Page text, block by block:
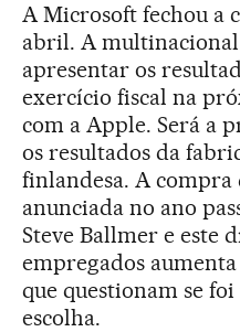
A Microsoft fechou a
abril. A
apresentar os
exercício fiscal na
com a Apple. Será a
os resultados da
finlandesa. A compra
anunciada no ano
Steve Ballmer e este
empregados aumenta
que questionam se
escolha.